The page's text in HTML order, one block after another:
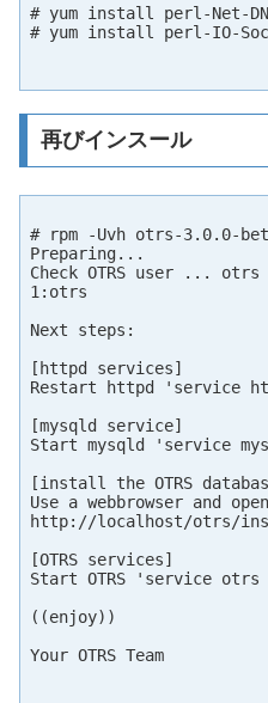
# yum install perl-Net-
# yum install perl-IO-
再びインスール
# rpm -Uvh otrs-3.0.0-
Preparing...
Check OTRS user ... otrs
1:otrs
Next steps:
[httpd services]
Restart httpd 'service
[mysqld service]
Start mysqld 'service
[install the OTRS
Use a webbrowser and
http://localhost/otrs/
[OTRS services]
Start OTRS 'service
((enjoy))
Your OTRS Team